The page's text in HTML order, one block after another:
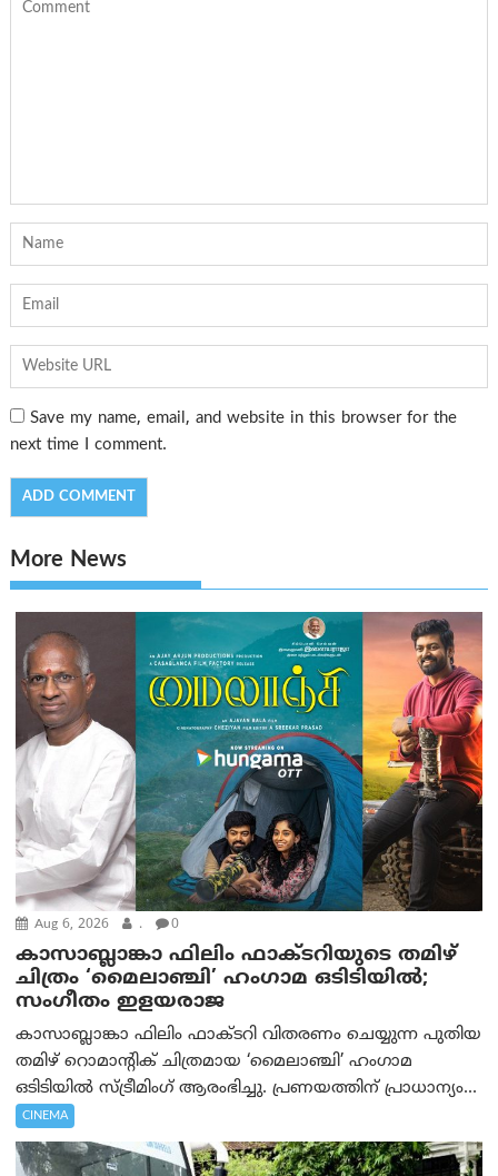
Save my name, email, and website in this browser for the
next time I comment.
More News
Aug 6, 2026 . 0
കാസാബ്ലാങ്കാ ഫിലിം ഫാക്ടറിയുടെ തമിഴ്
ചിത്രം ‘മൈലാഞ്ചി’ ഹംഗാമ ഒടിടിയിൽ;
സംഗീതം ഇളയരാജ
കാസാബ്ലാങ്കാ ഫിലിം ഫാക്ടറി വിതരണം ചെയ്യുന്ന പുതിയ
തമിഴ് റൊമാന്റിക് ചിത്രമായ ‘മൈലാഞ്ചി’ ഹംഗാമ
ഒടിടിയിൽ സ്ട്രീമിംഗ് ആരംഭിച്ചു. പ്രണയത്തിന് പ്രാധാന്യം...
CINEMA